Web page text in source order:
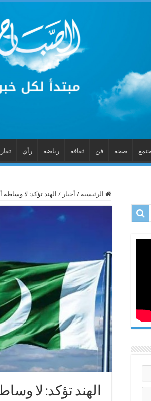
صحة فن ثقافة رياضة رأي
الرئيسية / أخبار / الهند تؤكد: لا
الهند تؤكد: لا